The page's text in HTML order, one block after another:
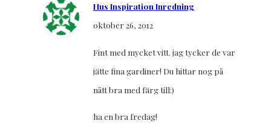
Hus Inspiration Inredning
oktober 26, 2012
Fint med mycket vitt. jag tycker de var
jätte fina gardiner! Du hittar nog på
nått bra med färg till:)
ha en bra fredag!